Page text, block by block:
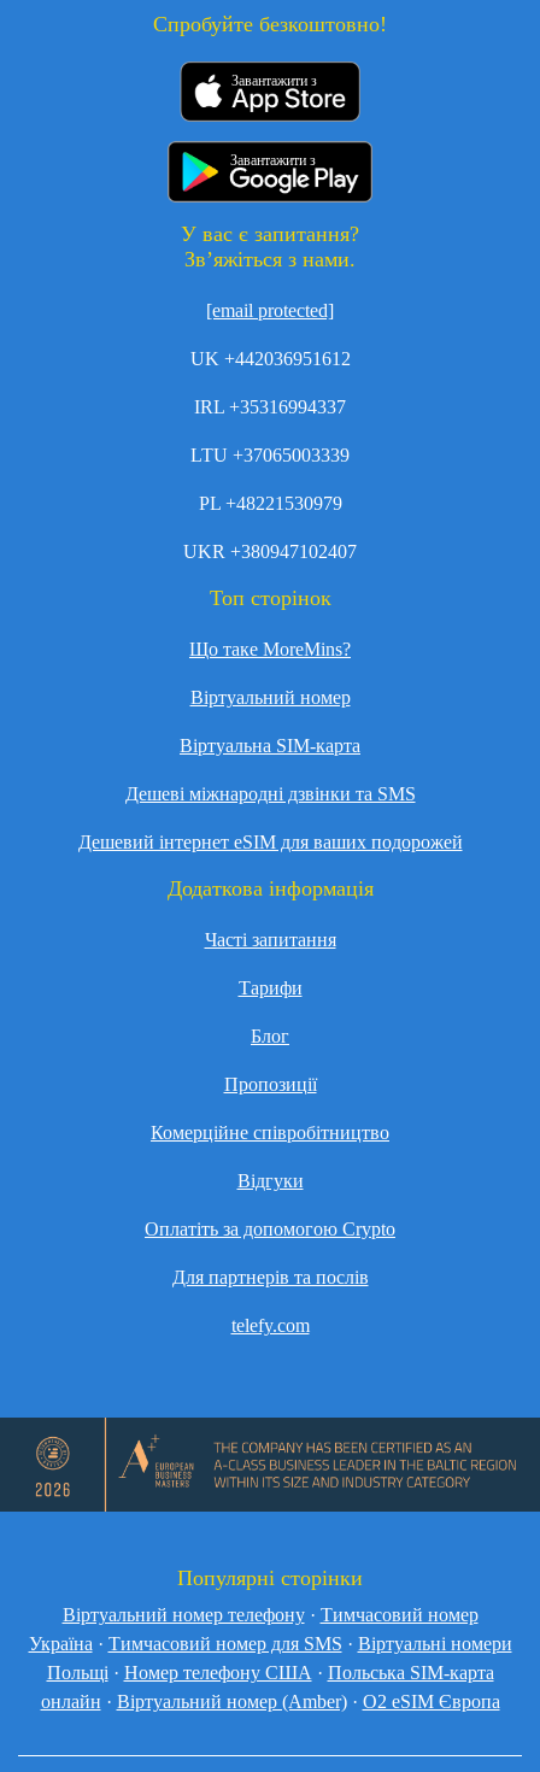
Спробуйте безкоштовно!
Завантажити з
Завантажити з
У вас є запитання?
Зв’яжіться з нами.
[email protected]
UK +442036951612
IRL +35316994337
LTU +37065003339
PL +48221530979
UKR +380947102407
Топ сторінок
Що таке MoreMins?
Віртуальний номер
Віртуальна SIM-карта
Дешеві міжнародні дзвінки та SMS
Дешевий інтернет eSIM для ваших подорожей
Додаткова інформація
Часті запитання
Тарифи
Блог
Пропозиції
Комерційне співробітництво
Відгуки
Оплатіть за допомогою Crypto
Для партнерів та послів
telefy.com
Популярні сторінки
Віртуальний номер телефону · Тимчасовий номер
Україна · Тимчасовий номер для SMS · Віртуальні номери
Польщі · Номер телефону США · Польська SIM-карта
онлайн · Віртуальний номер (Amber) · O2 eSIM Європа